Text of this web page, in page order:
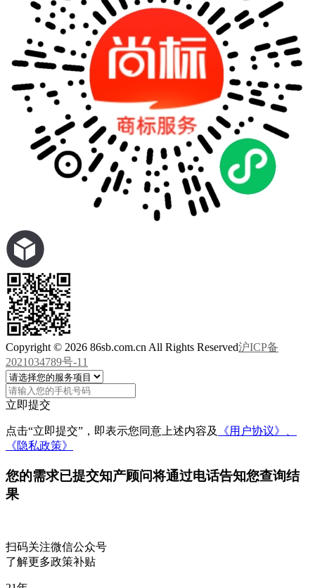
Copyright © 2026 86sb.com.cn All Rights Reserved沪ICP备
2021034789号-11
立即提交
点击“立即提交”，即表示您同意上述内容及
《用户协议》、
《隐私政策》
您的需求已提交知产顾问将通过电话告知您查询结
果
扫码关注微信公众号
了解更多政策补贴